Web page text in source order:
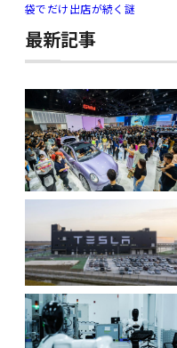
袋でだけ出店が続く謎
最新記事